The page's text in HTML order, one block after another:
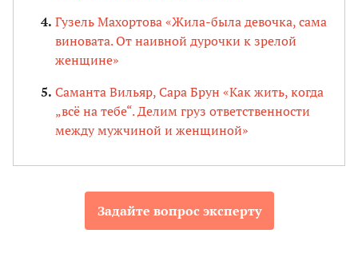
Гузель Махортова «Жила-была девочка, сама
виновата. От наивной дурочки к зрелой
женщине»
Саманта Вильяр, Сара Брун «Как жить, когда
„всё на тебе“. Делим груз ответственности
между мужчиной и женщиной»
Задайте вопрос эксперту